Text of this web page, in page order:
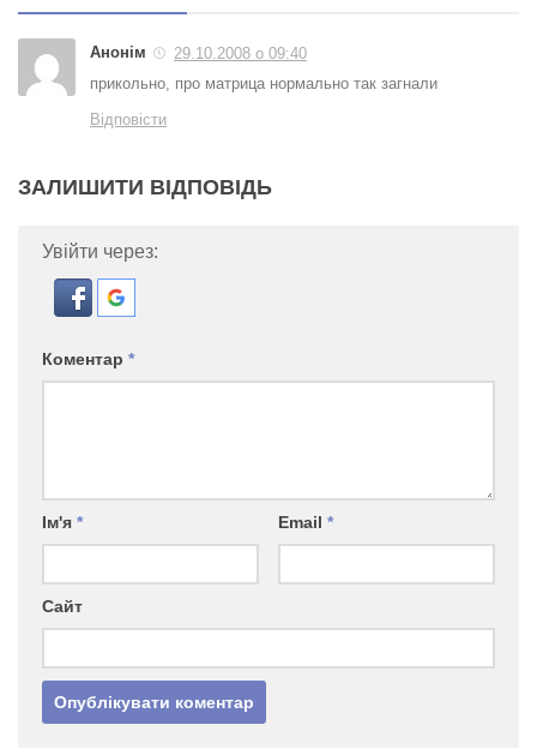
Анонім
29.10.2008 о 09:40
прикольно, про матрица нормально так загнали
Відповісти
ЗАЛИШИТИ ВІДПОВІДЬ
Увійти через:
Коментар *
Ім'я * Email *
Сайт